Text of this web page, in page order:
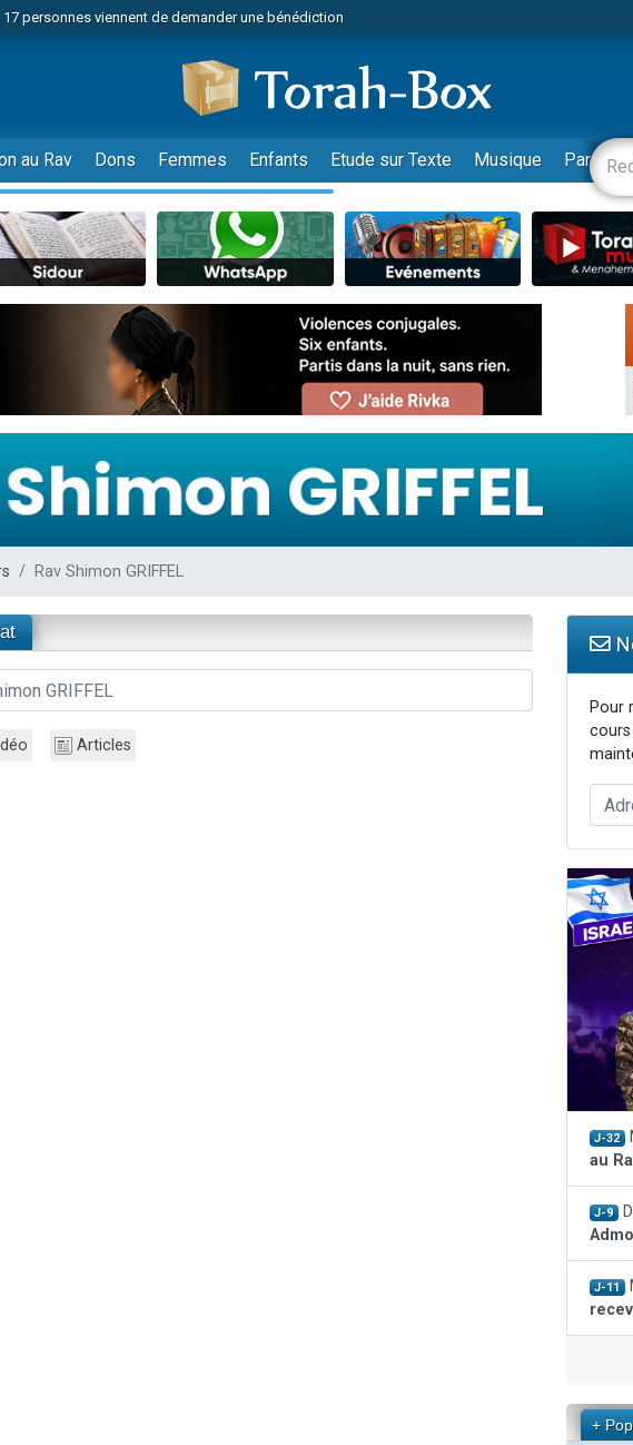
17 personnes viennent de demander une bénédiction
Il reste 49 places pour étudier en groupe sur Zoom
23 personnes viennent de faire un don pour Diane, 80 ans, dans un appartement insalubre
Eva vient de donner son Maasser
4 personnes viennent de nous rejoindre sur WhatsApp
3 personnes viennent de nous rejoindre sur WhatsApp
3 personnes viennent de faire un don pour 5 jours de vacances aux Orphelins
Odaya vient de donner son Maasser
13 personnes viennent de demander une bénédiction
2 personnes viennent de nous rejoindre sur WhatsApp
30 personnes viennent de faire un don pour Sauvez la jambe de Yohan
12 nouvelles musiques dans Torah-Box Music
3 personnes viennent de nous rejoindre sur WhatsApp
2 personnes viennent de nous rejoindre sur WhatsApp
2 nouvelles musiques dans Torah-Box Music
8 personnes viennent de faire un don pour Tsédaka : pauvres d'Israel
2 personnes viennent de faire un don pour 1 Journée de Vacances Pour les Enfants
au Rav Dons Femmes Enfants Etude sur Texte Musique Paracha
Rav Shimon GRIFFEL
Articles
Pour
J-32
au
J-9
J-11
+